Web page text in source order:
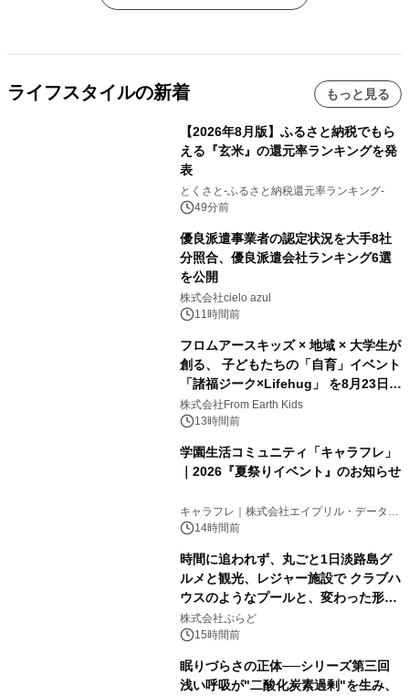
ライフスタイルの新着 もっと見る
【2026年8月版】ふるさと納税でもら
える『玄米』の還元率ランキングを発
表
とくさと-ふるさと納税還元率ランキング-
49分前
優良派遣事業者の認定状況を大手8社
分照合、優良派遣会社ランキング6選
を公開
株式会社cielo azul
11時間前
フロムアースキッズ × 地域 × 大学生が
創る、 子どもたちの「自育」イベント
「諸福ジーク×Lifehug」 を8月23日
(日)開催
株式会社From Earth Kids
13時間前
学園生活コミュニティ「キャラフレ」
｜2026『夏祭りイベント』のお知らせ
キャラフレ｜株式会社エイプリル・データ・
デザインズ
14時間前
時間に追われず、丸ごと1日淡路島グ
ルメと観光、レジャー施設で クラブハ
ウスのようなプールと、変わった形の
サウナも 「THE BOXY AWAJI」のお
得な素泊まり連泊プランで
株式会社ぷらど
15時間前
眠りづらさの正体──シリーズ第三回
浅い呼吸が"二酸化炭素過剰"を生み、